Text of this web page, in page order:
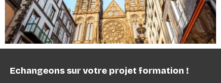
Echangeons sur votre projet formation !